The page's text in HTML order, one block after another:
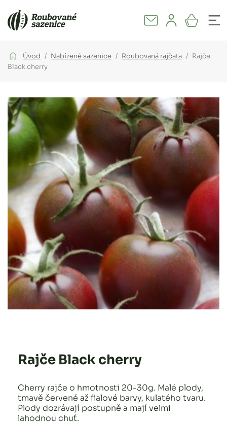
Úvod Nabízené sazenice Roubovaná rajčata
Rajče
Black cherry
Rajče Black cherry
Cherry rajče o hmotnosti 20-30g. Malé plody,
tmavě červené až fialové barvy, kulatého tvaru.
Plody dozrávají postupně a mají velmi
lahodnou chuť.